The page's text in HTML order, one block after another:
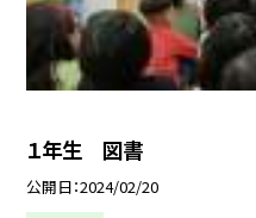
１年生 図書
公開日 2024/02/20